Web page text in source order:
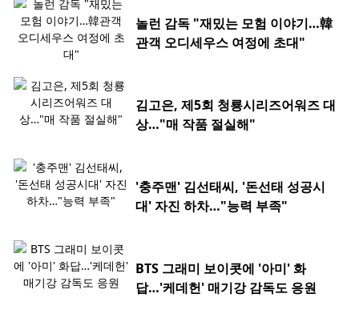
놀런 감독 "재밌는 모험 이야기…韓
관객 오디세우스 여정에 초대"
김고은, 제5회 청룡시리즈어워즈 대
상…"매 작품 절실해"
'충주맨' 김선태씨, '돈선태 성공시
대' 자진 하차…"능력 부족"
BTS 그래미 보이콧에 '아미' 화
답…'케데헌' 매기강 감독도 응원